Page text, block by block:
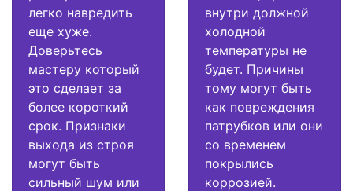
легко навредить
еще хуже.
Доверьтесь
мастеру который
это сделает за
более короткий
срок. Признаки
выхода из строя
могут быть
сильный шум или
внутри должной
холодной
температуры не
будет. Причины
тому могут быть
как повреждения
патрубков или они
со временем
покрылись
коррозией.